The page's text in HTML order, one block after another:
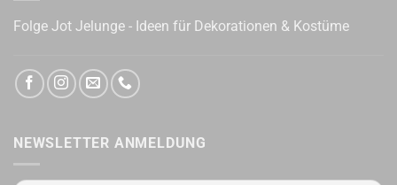
Folge Jot Jelunge - Ideen für Dekorationen & Kostüme
NEWSLETTER ANMELDUNG